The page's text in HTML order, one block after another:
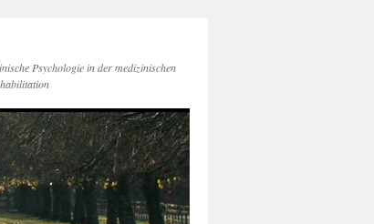
Psychologie in der medizinischen